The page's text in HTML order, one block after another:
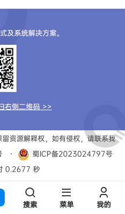
及系统解决方案。
右侧二维码 >>
留资源解释权，如有侵权，请联系我
・
蜀ICP备2023024797号
0.2677 秒
搜索 菜单 我的